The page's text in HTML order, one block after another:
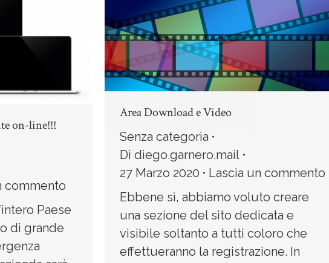
on-line!!!
commento
Paese
di grande
Area Download e Video
Senza categoria
Di diego.garnero.mail
27 Marzo 2020
Lascia un commento
Ebbene sì, abbiamo voluto creare
una sezione del sito dedicata e
visibile soltanto a tutti coloro che
effettueranno la registrazione. In